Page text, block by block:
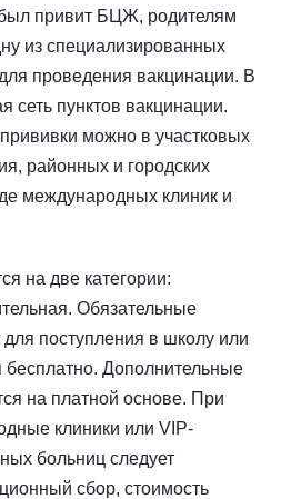
привит БЦЖ, родителям
из специализированных
проведения вакцинации. В
сеть пунктов вакцинации.
можно в участковых
районных и городских
международных клиник и
на две категории:
Обязательные
поступления в школу или
бесплатно. Дополнительные
на платной основе. При
клиники или VIP-
больниц следует
сбор, стоимость